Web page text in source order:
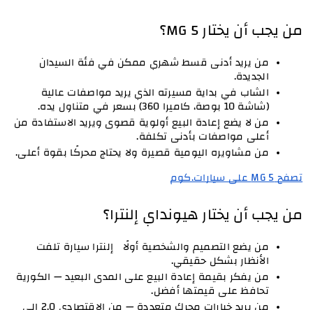
من يجب أن يختار MG 5؟
الجديدة.
(شاشة 10 بوصة، كاميرا 360) بسعر في متناول يده.
أعلى مواصفات بأدنى تكلفة.
من مشاويره اليومية قصيرة ولا يحتاج محركًا بقوة أعلى.
تصفح MG 5 على سيارات.كوم
من يجب أن يختار هيونداي إلنترا؟
الأنظار بشكل حقيقي.
تحافظ على قيمتها أفضل.